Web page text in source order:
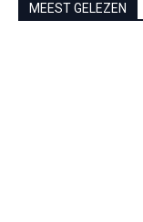
MEEST GELEZEN